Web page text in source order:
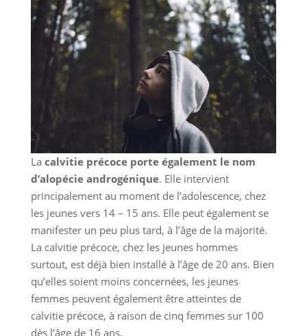
La calvitie précoce porte également le nom
d’alopécie androgénique. Elle intervient
principalement au moment de l’adolescence, chez
les jeunes vers 14 – 15 ans. Elle peut également se
manifester un peu plus tard, à l’âge de la majorité.
La calvitie précoce, chez les jeunes hommes
surtout, est déjà bien installé à l’âge de 20 ans. Bien
qu’elles soient moins concernées, les jeunes
femmes peuvent également être atteintes de
calvitie précoce, à raison de cinq femmes sur 100
dès l’âge de 16 ans.